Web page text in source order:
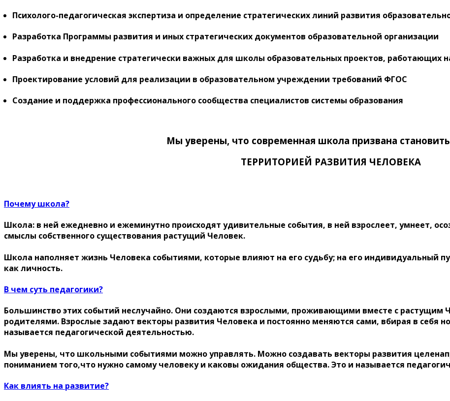
Психолого-педагогическая экспертиза и определение стратегических линий развития
Разработка Программы развития и иных стратегических документов образовательной организации
Разработка и внедрение стратегически важных для школы образовательных проектов, работающих
Проектирование условий для реализации в образовательном учреждении требований ФГОС
Создание и поддержка профессионального сообщества специалистов системы образования
Мы уверены, что современная школа призвана
ТЕРРИТОРИЕЙ РАЗВИТИЯ ЧЕЛОВЕКА
Почему школа?
Школа: в ней ежедневно и ежеминутно происходят удивительные события, в ней взрослеет, умнеет,
смыслы собственного существования растущий Человек.
Школа наполняет жизнь Человека событиями, которые влияют на его судьбу; на его индивидуальный
как личность.
В чем суть педагогики?
Большинство этих событий неслучайно. Они создаются взрослыми, проживающими вместе с растущим
родителями. Взрослые задают векторы развития Человека и постоянно меняются сами, вбирая в себя
называется педагогической деятельностью.
Мы уверены, что школьными событиями можно управлять. Можно создавать векторы развития
пониманием того,что нужно самому человеку и каковы ожидания общества. Это и называется
Как влиять на развитие?